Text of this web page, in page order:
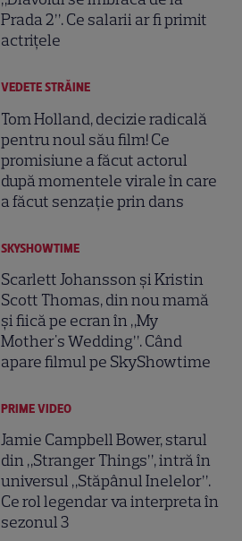
Prada 2”. Ce salarii ar fi primit
actrițele
VEDETE STRĂINE
Tom Holland, decizie radicală
pentru noul său film! Ce
promisiune a făcut actorul
după momentele virale în care
a făcut senzație prin dans
SKYSHOWTIME
Scarlett Johansson și Kristin
Scott Thomas, din nou mamă
și fiică pe ecran în „My
Mother's Wedding”. Când
apare filmul pe SkyShowtime
PRIME VIDEO
Jamie Campbell Bower, starul
din „Stranger Things”, intră în
universul „Stăpânul Inelelor”.
Ce rol legendar va interpreta în
sezonul 3